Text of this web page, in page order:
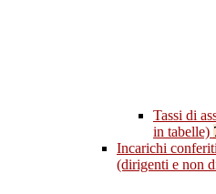
Tassi di
in tabelle)
Incarichi
(dirigenti e non